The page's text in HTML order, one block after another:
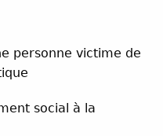
personne victime de
social à la